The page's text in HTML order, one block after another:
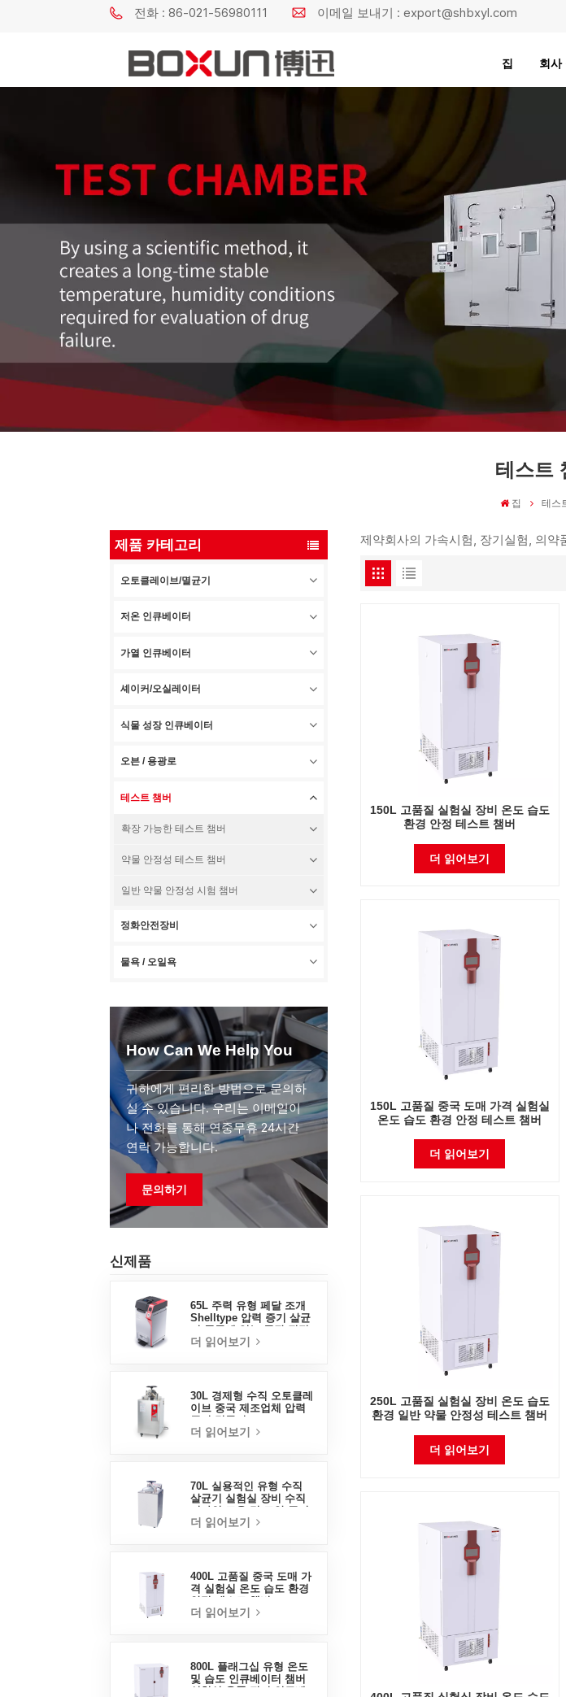
전화 : 86-021-56980111 이메일 보내기 : export@shbxyl.com
집 회사
테스트
집 테스
제품 카테고리
오토클레이브/멸균기
저온 인큐베이터
가열 인큐베이터
셰이커/오실레이터
식물 성장 인큐베이터
오븐 / 용광로
테스트 챔버
확장 가능한 테스트 챔버
약물 안정성 테스트 챔버
일반 약물 안정성 시험 챔버
정화안전장비
물욕 / 오일욕
How Can We Help You
귀하에게 편리한 방법으로 문의하
실 수 있습니다. 우리는 이메일이
나 전화를 통해 연중무휴 24시간
연락 가능합니다.
문의하기
신제품
65L 주력 유형 페달 조개
Shelltype 압력 증기 살균
판매 공장
더 읽어보기
30L 경제형 수직 오토클레
이브 중국 제조업체 압력
더 읽어보기
70L 실용적인 유형 수직
살균기 실험실 장비 수직
살균기
더 읽어보기
400L 고품질 중국 도매 가
격 실험실 온도 습도 환경
더 읽어보기
800L 플래그십 유형 온도
및 습도 인큐베이터 챔버
제약회사의 가속시험, 장기실험, 의
150L 고품질 실험실 장비 온도 습도
환경 안정 테스트 챔버
더 읽어보기
150L 고품질 중국 도매 가격 실험실
온도 습도 환경 안정 테스트 챔버
더 읽어보기
250L 고품질 실험실 장비 온도 습도
환경 일반 약물 안정성 테스트 챔버
더 읽어보기